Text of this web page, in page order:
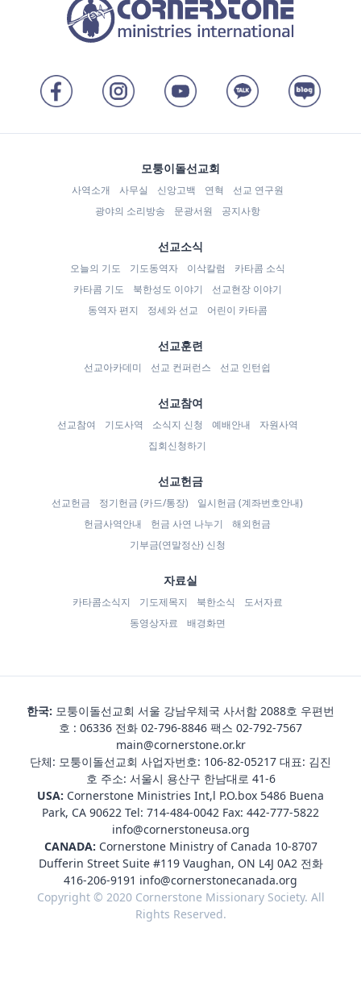
모퉁이돌선교회
사역소개 사무실 신앙고백 연혁
선교 연구원
광야의 소리방송
문광서원 공지사항
선교소식
오늘의 기도 기도동역자 이삭칼럼
카타콤 소식
카타콤 기도
북한성도 이야기
선교현장 이야기
동역자 편지
정세와 선교 어린이 카타콤
선교훈련
선교아카데미 선교 컨퍼런스 선교 인턴쉽
선교참여
선교참여 기도사역 소식지 신청 예배안내
자원사역
집회신청하기
선교헌금
선교헌금 정기헌금 (카드/통장)
일시헌금 (계좌번호안내)
헌금사역안내
헌금 사연 나누기
해외헌금
기부금(연말정산) 신청
자료실
카타콤소식지 기도제목지 북한소식
도서자료
동영상자료
배경화면
한국: 모퉁이돌선교회 서울 강남우체국 사서함 2088호 우편번
호 : 06336 전화 02-796-8846 팩스 02-792-7567
main@cornerstone.or.kr
단체: 모퉁이돌선교회 사업자번호: 106-82-05217 대표: 김진
호 주소: 서울시 용산구 한남대로 41-6
USA: Cornerstone Ministries Int,l P.O.box 5486 Buena
Park, CA 90622 Tel: 714-484-0042 Fax: 442-777-5822
info@cornerstoneusa.org
CANADA: Cornerstone Ministry of Canada 10-8707
Dufferin Street Suite #119 Vaughan, ON L4J 0A2 전화
416-206-9191 info@cornerstonecanada.org
Copyright © 2020 Cornerstone Missionary Society. All
Rights Reserved.